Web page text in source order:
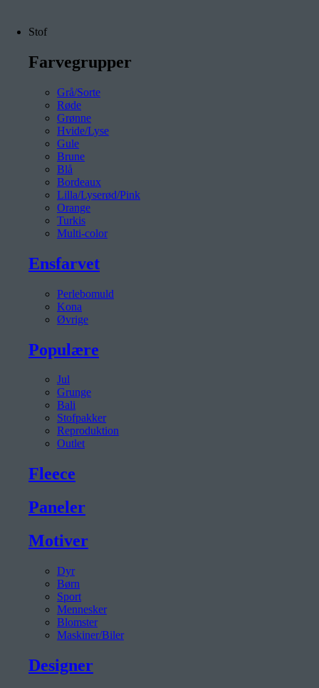
Stof
Farvegrupper
Grå/Sorte
Røde
Grønne
Hvide/Lyse
Gule
Brune
Blå
Bordeaux
Lilla/Lyserød/Pink
Orange
Turkis
Multi-color
Ensfarvet
Perlebomuld
Kona
Øvrige
Populære
Jul
Grunge
Bali
Stofpakker
Reproduktion
Outlet
Fleece
Paneler
Motiver
Dyr
Børn
Sport
Mennesker
Blomster
Maskiner/Biler
Designer